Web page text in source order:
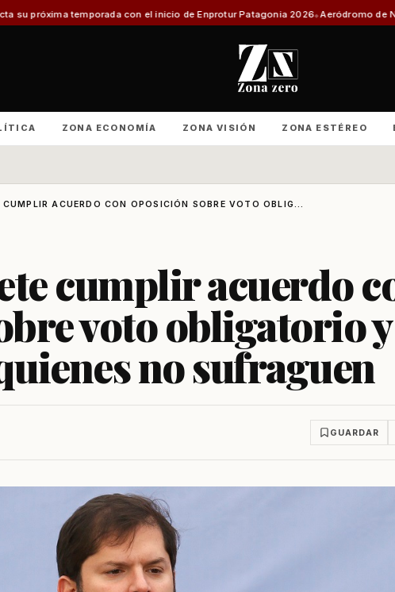
con el inicio de Enprotur Patagonia 2026 Aeródromo de Natales:
ZONA ECONOMÍA ZONA VISIÓN ZONA ESTÉREO
CUMPLIR ACUERDO CON OPOSICIÓN SOBRE VOTO OBLIG...
cumplir acuerdo
voto obligatorio y
no sufraguen
GUARDAR